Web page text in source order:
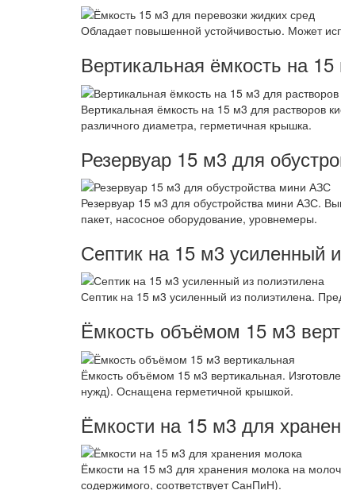
Обладает повышенной устойчивостью. Может
Вертикальная ёмкость на
Вертикальная ёмкость на 15 м3 для растворов
различного диаметра, герметичная крышка.
Резервуар 15 м3 для
Резервуар 15 м3 для обустройства мини АЗС.
пакет, насосное оборудование, уровнемеры.
Септик на 15 м3 усиленный
Септик на 15 м3 усиленный из полиэтилена.
Ёмкость объёмом 15 м3
Ёмкость объёмом 15 м3 вертикальная.
нужд). Оснащена герметичной крышкой.
Ёмкости на 15 м3 для
Ёмкости на 15 м3 для хранения молока на
содержимого, соответствует СанПиН).